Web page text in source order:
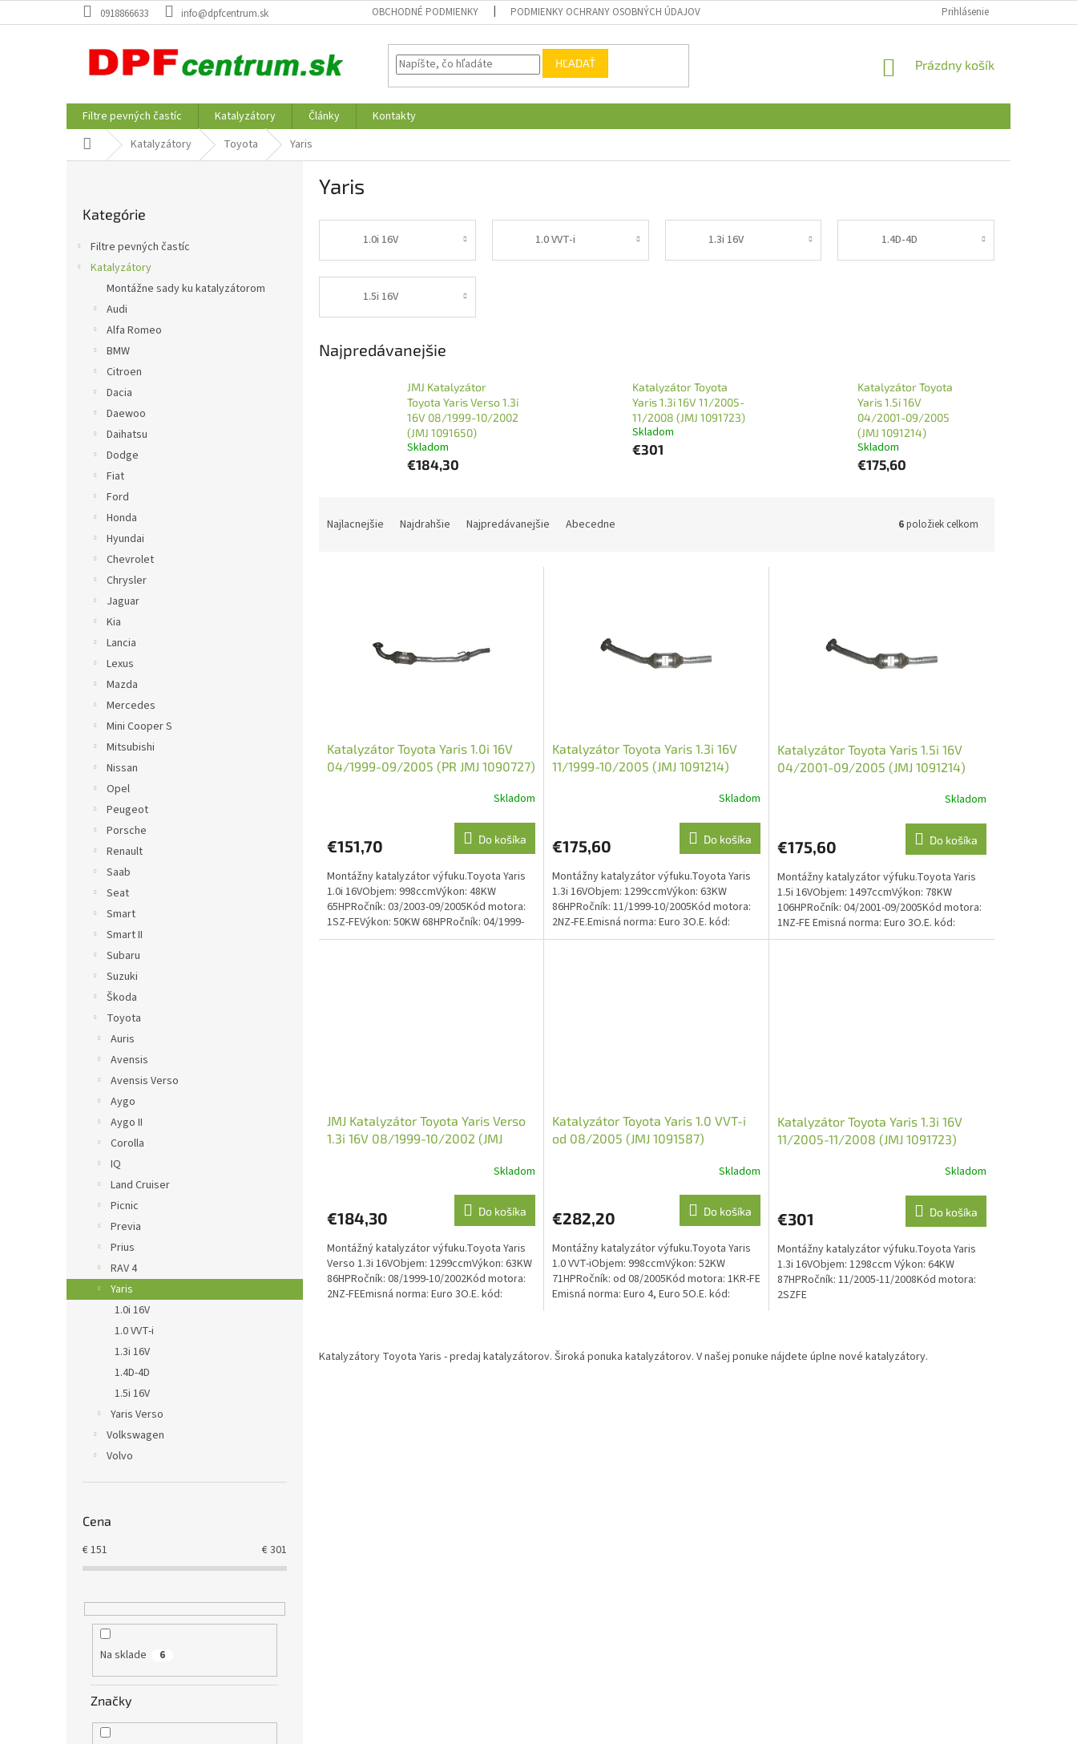
na
0918866633 info@dpfcentrum.sk OBCHODNÉ PODMIENKY PODMIENKY OCHRANY OSOBNÝCH ÚDAJOV Prihlásenie
HĽADAŤ
NÁKUPNÝ
Prázdny košík
Filtre pevných častíc Katalyzátory Články
Kontakty
DomovKatalyzátory Toyota Yaris
kategórie
Kategórie
Filtre pevných častíc
Katalyzátory
Montážne sady ku katalyzátorom
Audi
Alfa Romeo
BMW
Citroen
Dacia
Daewoo
Daihatsu
Dodge
Fiat
Ford
Honda
Hyundai
Chevrolet
Chrysler
Jaguar
Kia
Lancia
Lexus
Mazda
Mercedes
Mini Cooper S
Mitsubishi
Nissan
Opel
Peugeot
Porsche
Renault
Saab
Seat
Smart
Smart II
Subaru
Suzuki
Škoda
Toyota
Auris
Avensis
Avensis Verso
Aygo
Aygo II
Corolla
IQ
Land Cruiser
Picnic
Previa
Prius
RAV 4
Yaris
1.0i 16V
1.0 VVT-i
1.3i 16V
1.4D-4D
1.5i 16V
Yaris Verso
Volkswagen
Volvo
Cena
€151 €301
Na sklade 6
Značky
Yaris
1.0i 16V 1.0 VVT-i 1.3i 16V 1.4D-4D
1.5i 16V
Najpredávanejšie
JMJ Katalyzátor
Toyota Yaris Verso 1.3i
16V 08/1999-10/2002
(JMJ 1091650)
Skladom
€184,30
Katalyzátor Toyota
Yaris 1.3i 16V 11/2005-
11/2008 (JMJ 1091723)
Skladom
€301
Katalyzátor Toyota
Yaris 1.5i 16V
04/2001-09/2005
(JMJ 1091214)
Skladom
€175,60
Najlacnejšie Najdrahšie Najpredávanejšie Abecedne 6položiek celkom
Katalyzátor Toyota Yaris 1.0i 16V
04/1999-09/2005 (PR JMJ 1090727)
Skladom
€151,70 Do košíka
Montážny katalyzátor výfuku.Toyota Yaris
1.0i 16VObjem: 998ccmVýkon: 48KW
65HPRočník: 03/2003-09/2005Kód motora:
1SZ-FEVýkon: 50KW 68HPRočník: 04/1999-
09/2005Kód motora:...
Katalyzátor Toyota Yaris 1.3i 16V
11/1999-10/2005 (JMJ 1091214)
Skladom
€175,60 Do košíka
Montážny katalyzátor výfuku.Toyota Yaris
1.3i 16VObjem: 1299ccmVýkon: 63KW
86HPRočník: 11/1999-10/2005Kód motora:
2NZ-FE.Emisná norma: Euro 3O.E. kód:
1741021060, 1741021070,...
Katalyzátor Toyota Yaris 1.5i 16V
04/2001-09/2005 (JMJ 1091214)
Skladom
€175,60 Do košíka
Montážny katalyzátor výfuku.Toyota Yaris
1.5i 16VObjem: 1497ccmVýkon: 78KW
106HPRočník: 04/2001-09/2005Kód motora:
1NZ-FE Emisná norma: Euro 3O.E. kód:
1741021060, 1741021070,...
JMJ Katalyzátor Toyota Yaris Verso
1.3i 16V 08/1999-10/2002 (JMJ
Skladom
€184,30 Do košíka
Montážný katalyzátor výfuku.Toyota Yaris
Verso 1.3i 16VObjem: 1299ccmVýkon: 63KW
86HPRočník: 08/1999-10/2002Kód motora:
2NZ-FEEmisná norma: Euro 3O.E. kód:
Katalyzátor Toyota Yaris 1.0 VVT-i
od 08/2005 (JMJ 1091587)
Skladom
€282,20 Do košíka
Montážny katalyzátor výfuku.Toyota Yaris
1.0 VVT-iObjem: 998ccmVýkon: 52KW
71HPRočník: od 08/2005Kód motora: 1KR-FE
Emisná norma: Euro 4, Euro 5O.E. kód:
Katalyzátor Toyota Yaris 1.3i 16V
11/2005-11/2008 (JMJ 1091723)
Skladom
€301 Do košíka
Montážny katalyzátor výfuku.Toyota Yaris
1.3i 16VObjem: 1298ccm Výkon: 64KW
87HPRočník: 11/2005-11/2008Kód motora:
2SZFE
v
l
Katalyzátory Toyota Yaris - predaj katalyzátorov. Široká ponuka katalyzátorov. V našej ponuke nájdete úplne nové katalyzátory.